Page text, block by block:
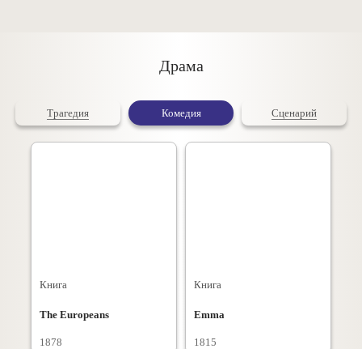
Драма
Трагедия Комедия Сценарий
Книга
The Europeans
1878
Книга
Emma
1815